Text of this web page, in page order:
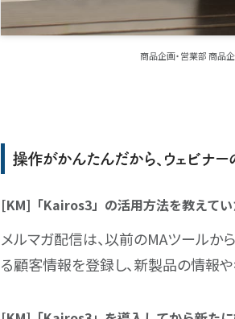
商品企画・営業部 商品
操作がかんたんだから、ウェビナ
[KM]「Kairos3」の活用方法を教えてい
メルマガ配信は、以前のMAツールか
る顧客情報を登録し、新製品の情報